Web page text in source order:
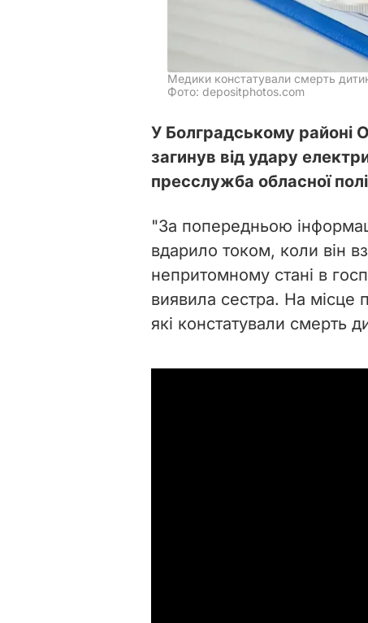
Медики констатували смерть
Фото: depositphotos.com
У Болградському районі
загинув від удару
пресслужба обласної
"За попередньою
вдарило током, коли він
непритомному стані в
виявила сестра. На місце
які констатували смерть